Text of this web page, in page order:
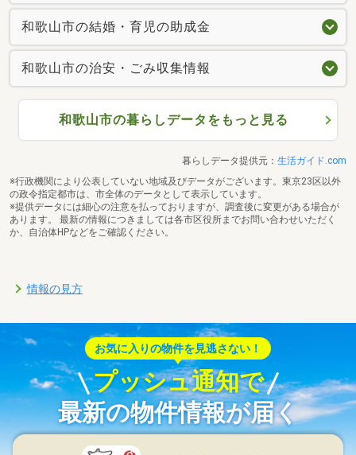
和歌山市の結婚・育児の助成金
和歌山市の治安・ごみ収集情報
和歌山市の暮らしデータをもっと見る
暮らしデータ提供元： 生活ガイド.com
※行政機関により公表していない地域及びデータがございます。東京23区以外
の政令指定都市は、市全体のデータとして表示しています。
※提供データには細心の注意を払っておりますが、調査後に変更がある場合が
あります。 最新の情報につきましては各市区役所までお問い合わせいただく
か、自治体HPなどをご確認ください。
情報の見方
お気に入りの物件を見逃さない！
プッシュ通知で
最新の物件情報が届く